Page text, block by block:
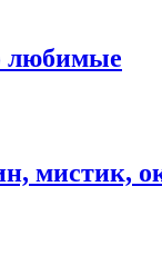
любимые
мистик,